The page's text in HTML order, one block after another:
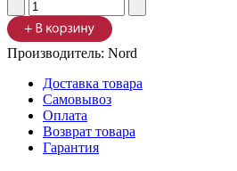
Производитель: Nord
Доставка товара
Самовывоз
Оплата
Возврат товара
Гарантия